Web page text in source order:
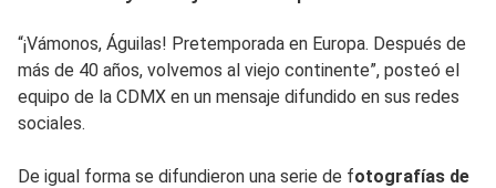
“¡Vámonos, Águilas! Pretemporada en Europa. Después de
más de 40 años, volvemos al viejo continente”, posteó el
equipo de la CDMX en un mensaje difundido en sus redes
sociales.
De igual forma se difundieron una serie de fotografías de